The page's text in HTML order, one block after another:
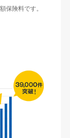
保険料です。